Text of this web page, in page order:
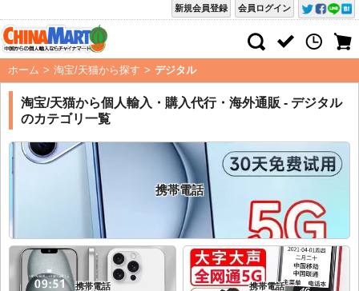
会員ログイン
新規会員登録
ホーム > 淘宝/天猫から探す > デジタル
淘宝/天猫から個人輸入・購入代行・海外通販 - デジタル
のカテゴリ一覧
携帯電話
携帯電話 携帯電話